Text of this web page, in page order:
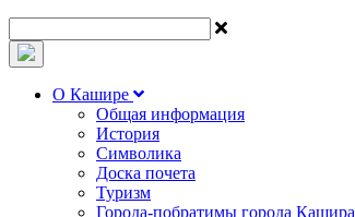
О Кашире
Общая информация
История
Символика
Доска почета
Туризм
Города-побратимы города Кашира